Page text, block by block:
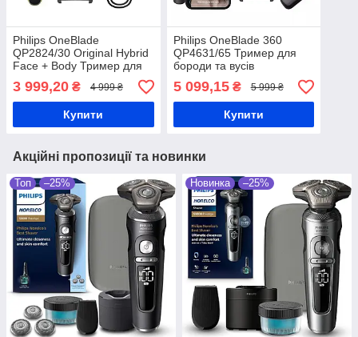
Philips OneBlade
QP2824/30 Original Hybrid
Face + Body Тример для
бороди та вусів
3 999,20 ₴ 4 999 ₴
Купити
Philips OneBlade 360
QP4631/65 Тример для
бороди та вусів
5 099,15₴ 5 999 ₴
Купити
Акційні пропозиції та новинки
Топ –25% Новинка –25%